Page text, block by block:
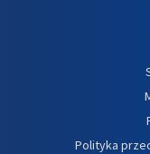
Polityka